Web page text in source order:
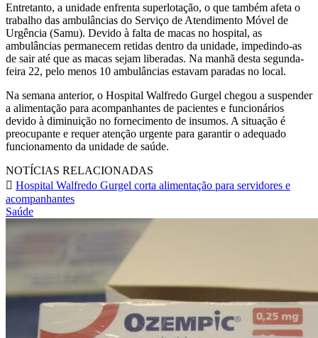
Entretanto, a unidade enfrenta superlotação, o que também afeta o
trabalho das ambulâncias do Serviço de Atendimento Móvel de
Urgência (Samu). Devido à falta de macas no hospital, as
ambulâncias permanecem retidas dentro da unidade, impedindo-as
de sair até que as macas sejam liberadas. Na manhã desta segunda-
feira 22, pelo menos 10 ambulâncias estavam paradas no local.
Na semana anterior, o Hospital Walfredo Gurgel chegou a suspender
a alimentação para acompanhantes de pacientes e funcionários
devido à diminuição no fornecimento de insumos. A situação é
preocupante e requer atenção urgente para garantir o adequado
funcionamento da unidade de saúde.
NOTÍCIAS RELACIONADAS
Hospital Walfredo Gurgel corta alimentação para servidores e
acompanhantes
Saúde